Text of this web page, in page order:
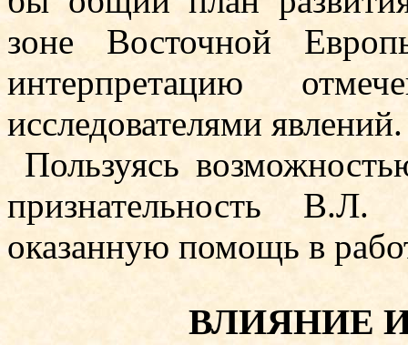
зоне Восточной
интерпретацию
исследователями явлений.
Пользуясь
признательность
оказанную помощь в
ВЛИЯНИЕ